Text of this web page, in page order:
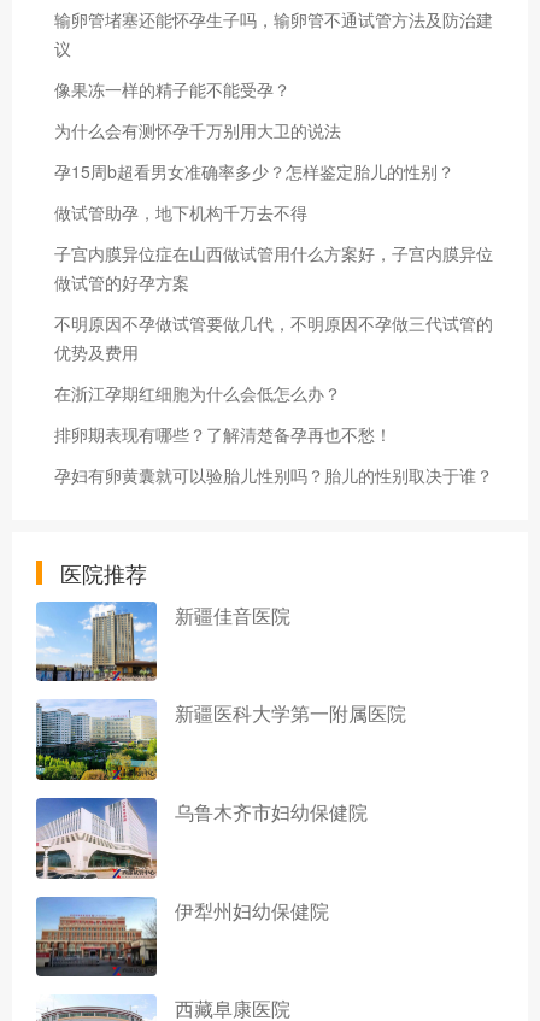
输卵管堵塞还能怀孕生子吗，输卵管不通试管方法及防治建
议
像果冻一样的精子能不能受孕？
为什么会有测怀孕千万别用大卫的说法
孕15周b超看男女准确率多少？怎样鉴定胎儿的性别？
做试管助孕，地下机构千万去不得
子宫内膜异位症在山西做试管用什么方案好，子宫内膜异位
做试管的好孕方案
不明原因不孕做试管要做几代，不明原因不孕做三代试管的
优势及费用
在浙江孕期红细胞为什么会低怎么办？
排卵期表现有哪些？了解清楚备孕再也不愁！
孕妇有卵黄囊就可以验胎儿性别吗？胎儿的性别取决于谁？
医院推荐
新疆佳音医院
新疆医科大学第一附属医院
乌鲁木齐市妇幼保健院
伊犁州妇幼保健院
西藏阜康医院